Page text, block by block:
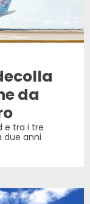
da
e tra i tre
due anni